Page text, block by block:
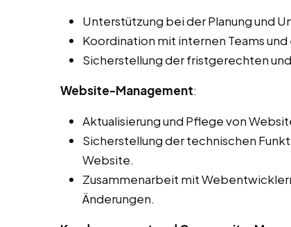
Unterstützung bei der Planung und
Koordination mit internen Teams
Sicherstellung der fristgerechten
Website-Management:
Aktualisierung und Pflege von
Sicherstellung der technischen
Website.
Zusammenarbeit mit
Änderungen.